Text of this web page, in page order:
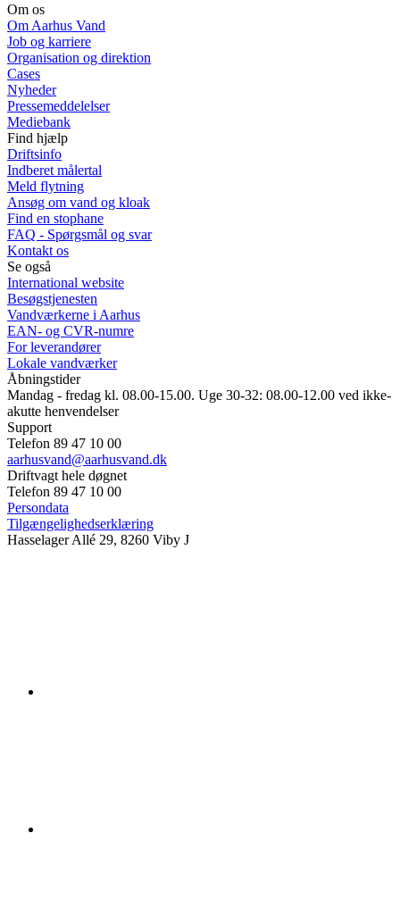
Om os
Om Aarhus Vand
Job og karriere
Organisation og direktion
Cases
Nyheder
Pressemeddelelser
Mediebank
Find hjælp
Driftsinfo
Indberet målertal
Meld flytning
Ansøg om vand og kloak
Find en stophane
FAQ - Spørgsmål og svar
Kontakt os
Se også
International website
Besøgstjenesten
Vandværkerne i Aarhus
EAN- og CVR-numre
For leverandører
Lokale vandværker
Åbningstider
Mandag - fredag kl. 08.00-15.00. Uge 30-32: 08.00-12.00 ved ikke-
akutte henvendelser
Support
Telefon 89 47 10 00
aarhusvand@aarhusvand.dk
Driftvagt hele døgnet
Telefon 89 47 10 00
Persondata
Tilgængelighedserklæring
Hasselager Allé 29, 8260 Viby J